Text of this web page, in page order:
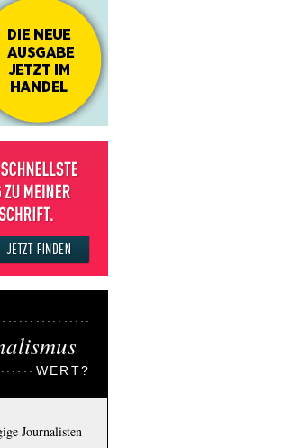
WERT?
Journalisten